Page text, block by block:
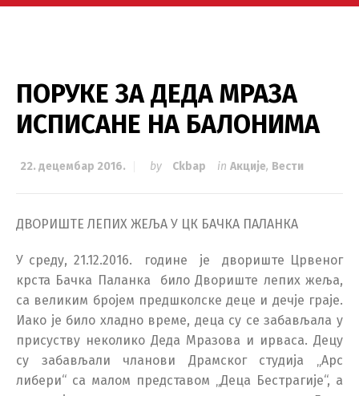
ПОРУКЕ ЗА ДЕДА МРАЗА
ИСПИСАНЕ НА БАЛОНИМА
22. децембар 2016. by Ckbap in Акције, Вести
ДВОРИШТЕ ЛЕПИХ ЖЕЉА У ЦК БАЧКА ПАЛАНКА
У среду, 21.12.2016. године је двориште Црвеног
крста Бачка Паланка било Двориште лепих жеља,
са великим бројем предшколске деце и дечје граје.
Иако је било хладно време, деца су се забављала у
присуству неколико Деда Мразова и ирваса. Децу
су забављали чланови Драмског студија „Арс
либери“ са малом представом „Деца Бестрагије“, а